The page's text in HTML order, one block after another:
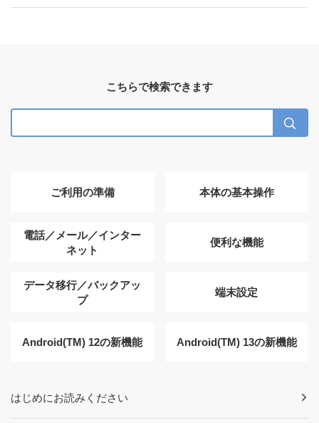
こちらで検索できます
ご利用の準備 本体の基本操作
電話／メール／インター
ネット
便利な機能
データ移行／バックアッ
プ
端末設定
Android(TM) 12の新機能 Android(TM) 13の新機能
はじめにお読みください